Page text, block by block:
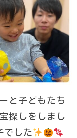
と子どもたち
探しをしまし
でした